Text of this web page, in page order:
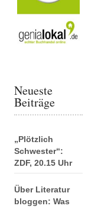
Neueste
Beiträge
„Plötzlich
Schwester“:
ZDF, 20.15 Uhr
Über Literatur
bloggen: Was